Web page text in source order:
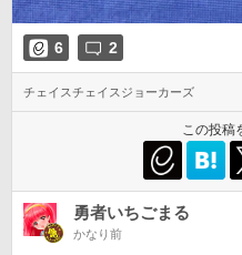
6 2
チェイスチェイスジョーカーズ
この投稿
勇者いちごまる
かなり前